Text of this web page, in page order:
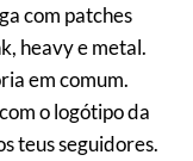
com patches
heavy e metal.
em comum.
o logótipo da
teus seguidores.